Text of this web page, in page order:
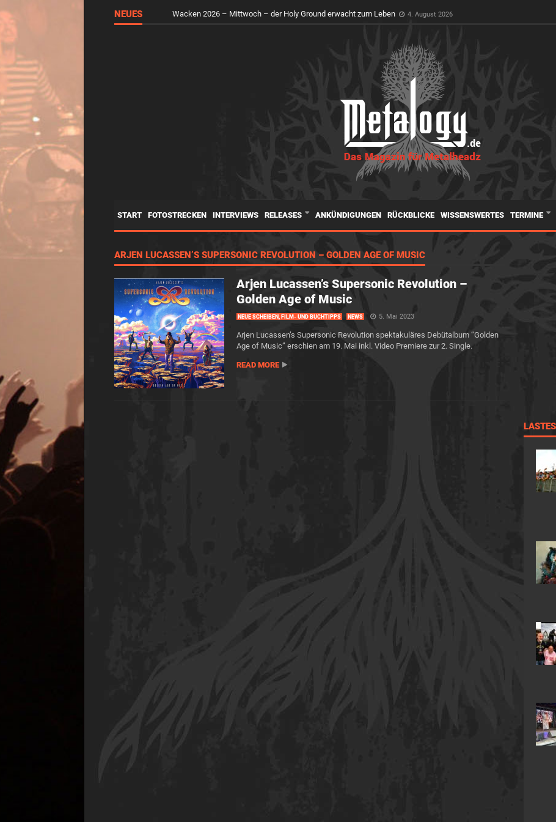
NEUES Wacken 2026 – Mittwoch – der Holy Ground erwacht zum Leben 4. August 2026
START FOTOSTRECKEN INTERVIEWS RELEASES ANKÜNDIGUNGEN RÜCKBLICKE WISSENSWERTES TERMINE
ARJEN LUCASSEN’S SUPERSONIC REVOLUTION – GOLDEN AGE OF MUSIC
Arjen Lucassen’s Supersonic Revolution –
Golden Age of Music
NEUE SCHEIBEN, FILM- UND BUCHTIPPS NEWS 5. Mai 2023
Arjen Lucassen’s Supersonic Revolution spektakuläres Debütalbum “Golden
Age of Music” erschien am 19. Mai inkl. Video Premiere zur 2. Single.
READ MORE